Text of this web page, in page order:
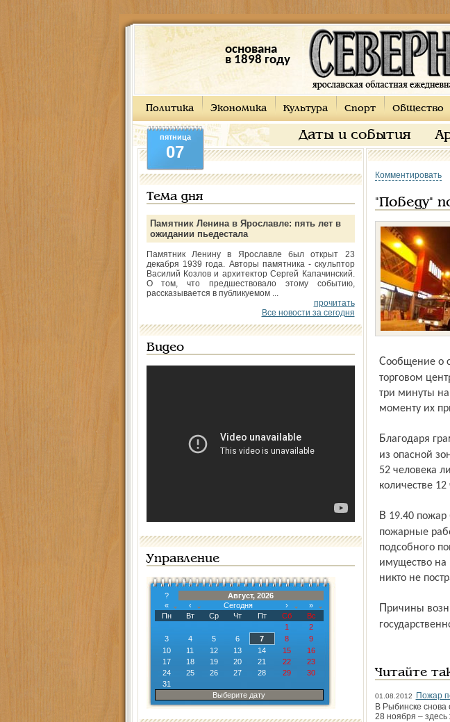
основана
в 1898 году
Политика Экономика Культура Спорт Общество
Даты и события
пятница
07
Тема дня
Памятник Ленина в Ярославле: пять лет в
ожидании пьедестала
Памятник Ленину в Ярославле был открыт 23
декабря 1939 года. Авторы памятника - скульптор
Василий Козлов и архитектор Сергей Капачинский.
О том, что предшествовало этому событию,
рассказывается в публикуемом ...
прочитать
Все новости за сегодня
Видео
Управление
?
Август, 2026
«
‹ Сегодня ›
»
Пн
Вт Ср Чт Пт Сб
Вс
1
2
3
4 5 6 7 8
9
10
11 12 13 14 15
16
17
18 19 20 21 22
23
24
25 26 27 28 29
30
31
Выберите дату
Комментировать
"Победу"
Сообщение о срабатывании автоматической системы водяного пожаротушения в
торговом
три минуты
моменту их
Благодаря грамотным действиям администрации и сотрудников регионального МЧС
из опасной
52 человека
количестве
В 19.40 пожар был локализован, в 19.51 – ликвидировано открытое горение, в 20.56
пожарные
подсобного
имущество
никто не
Причины возникновения пожара и материальный ущерб устанавливают специалисты
Читайте
01.08.2012
Пожар
В Рыбинске снова
28 ноября – здесь